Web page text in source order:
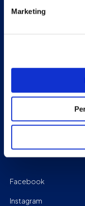
Marketing
Pontevedra - España
Trabaja con nosotros
Facebook
Instagram